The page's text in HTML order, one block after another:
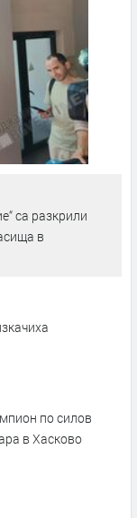
са разкрили
в
по силов
в Хасково